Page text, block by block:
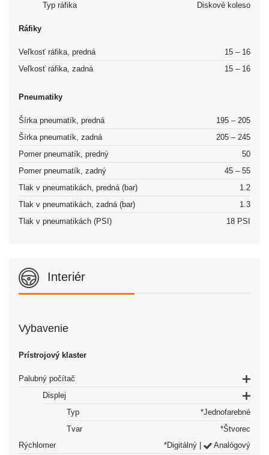
Typ ráfika
Diskové koleso
Ráfiky
Veľkosť ráfika, predná
15 – 16
Veľkosť ráfika, zadná
15 – 16
Pneumatiky
Šírka pneumatík, predná
195 – 205
Šírka pneumatík, zadná
205 – 245
Pomer pneumatík, predný
50
Pomer pneumatík, zadný
45 – 55
Tlak v pneumatikách, predná (bar)
1.2
Tlak v pneumatikách, zadná (bar)
1.3
Tlak v pneumatikách (PSI)
18 PSI
Interiér
Vybavenie
Prístrojový klaster
Palubný počítač
Displej
Typ
*Jednofarebné
Tvar
*Štvorec
Rýchlomer
*Digitálný |
Analógový